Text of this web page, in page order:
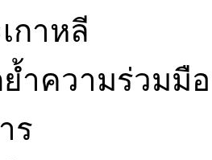
กาหลี
ำความร่วมมื
ร